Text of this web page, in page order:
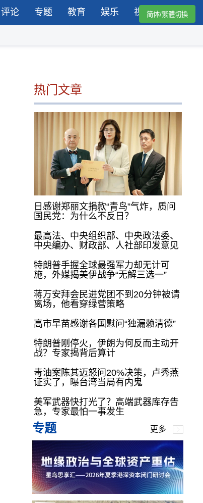
评论 专题 教育 娱乐 视频简体/繁體切換
热门文章
日感谢郑丽文捐款“青鸟”气炸，质问
国民党：为什么不反日？
最高法、中央组织部、中央政法委、
中央编办、财政部、人社部印发意见
特朗普手握全球最强军力却无计可
施，外媒揭美伊战争“无解三选一”
蒋万安拜会民进党团不到20分钟被请
离场，他看穿绿营策略
高市早苗感谢各国慰问“独漏赖清德”
特朗普刚停火，伊朗为何反而主动开
战？专家揭背后算计
毒油案陈其迈怒问20%决策，卢秀燕
证实了，曝台湾当局有内鬼
美军武器快打光了？高端武器库存告
急，专家最怕一事发生
专题 更多